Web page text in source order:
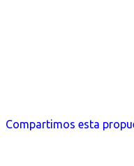
Compartimos esta